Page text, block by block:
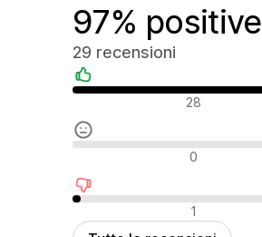
97% positive
29 recensioni
Recensioni positive
28
Recensioni neutrali
0
Recensioni negative
1